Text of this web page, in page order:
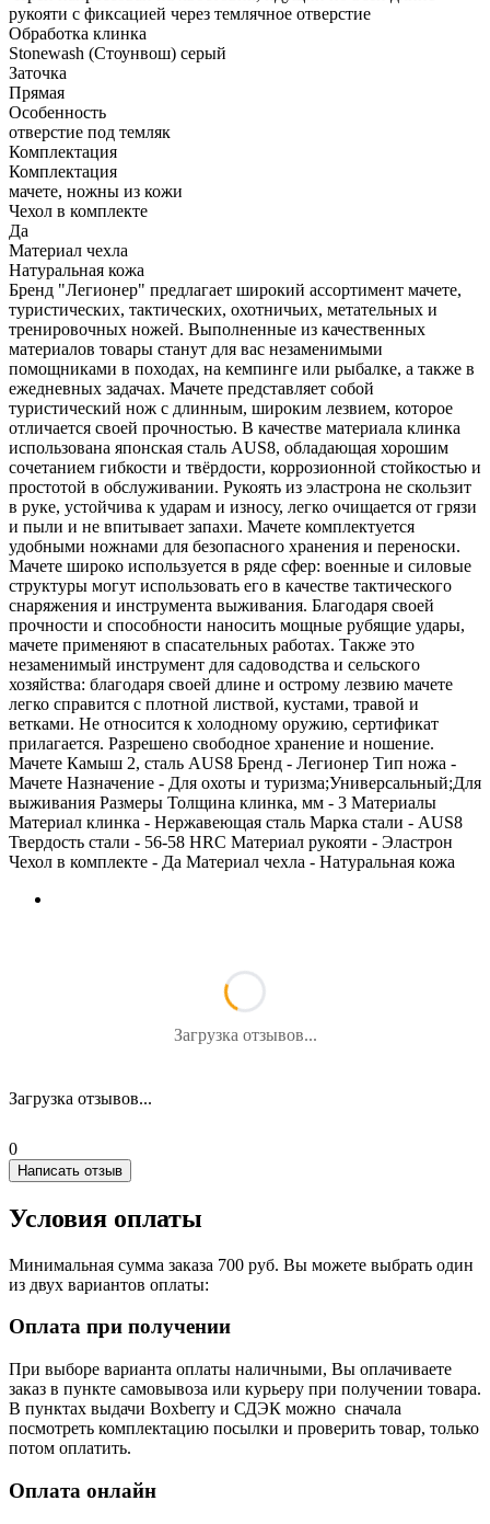
рукояти с фиксацией через темлячное отверстие
Обработка клинка
Stonewash (Стоунвош) серый
Заточка
Прямая
Особенность
отверстие под темляк
Комплектация
Комплектация
мачете, ножны из кожи
Чехол в комплекте
Да
Материал чехла
Натуральная кожа
Бренд "Легионер" предлагает широкий ассортимент мачете,
туристических, тактических, охотничьих, метательных и
тренировочных ножей. Выполненные из качественных
материалов товары станут для вас незаменимыми
помощниками в походах, на кемпинге или рыбалке, а также в
ежедневных задачах. Мачете представляет собой
туристический нож с длинным, широким лезвием, которое
отличается своей прочностью. В качестве материала клинка
использована японская сталь AUS8, обладающая хорошим
сочетанием гибкости и твёрдости, коррозионной стойкостью и
простотой в обслуживании. Рукоять из эластрона не скользит
в руке, устойчива к ударам и износу, легко очищается от грязи
и пыли и не впитывает запахи. Мачете комплектуется
удобными ножнами для безопасного хранения и переноски.
Мачете широко используется в ряде сфер: военные и силовые
структуры могут использовать его в качестве тактического
снаряжения и инструмента выживания. Благодаря своей
прочности и способности наносить мощные рубящие удары,
мачете применяют в спасательных работах. Также это
незаменимый инструмент для садоводства и сельского
хозяйства: благодаря своей длине и острому лезвию мачете
легко справится с плотной листвой, кустами, травой и
ветками. Не относится к холодному оружию, сертификат
прилагается. Разрешено свободное хранение и ношение.
Мачете Камыш 2, сталь AUS8 Бренд - Легионер Тип ножа -
Мачете Назначение - Для охоты и туризма;Универсальный;Для
выживания Размеры Толщина клинка, мм - 3 Материалы
Материал клинка - Нержавеющая сталь Марка стали - AUS8
Твердость стали - 56-58 HRC Материал рукояти - Эластрон
Чехол в комплекте - Да Материал чехла - Натуральная кожа
Загрузка отзывов...
Загрузка отзывов...
0
Написать отзыв
Условия оплаты
Минимальная сумма заказа 700 руб. Вы можете выбрать один
из двух вариантов оплаты:
Оплата при получении
При выборе варианта оплаты наличными, Вы оплачиваете
заказ в пункте самовывоза или курьеру при получении товара.
В пунктах выдачи Boxberry и СДЭК можно сначала
посмотреть комплектацию посылки и проверить товар, только
потом оплатить.
Оплата онлайн